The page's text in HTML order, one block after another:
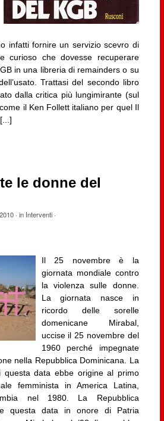
infatti fornire un servizio scevro di
curioso che dovesse recuperare
in una libreria di remainders o su
Trattasi del secondo libro
dalla critica più lungimirante (sul
il Ken Follett italiano per quel Il
le donne del
· in Interventi·
Il 25 novembre è la
giornata mondiale contro
la violenza sulle donne.
La giornata nasce in
ricordo delle sorelle
domenicane Mirabal,
uccise il 25 novembre del
1960 perché impegnate
nella Repubblica Dominicana. La
questa data ebbe origine al primo
femminista in America Latina,
nel 1980. La Repubblica
questa data in onore di Patria